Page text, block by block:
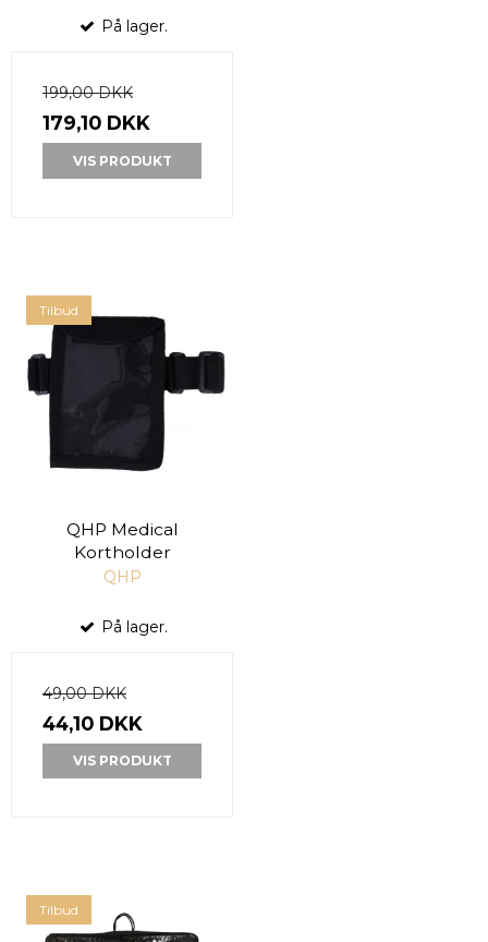
På lager.
199,00 DKK
179,10 DKK
VIS PRODUKT
Tilbud
QHP Medical
Kortholder
QHP
På lager.
49,00 DKK
44,10 DKK
VIS PRODUKT
Tilbud